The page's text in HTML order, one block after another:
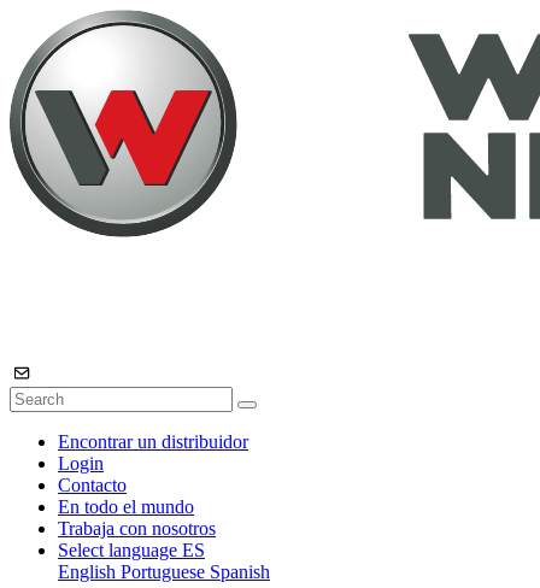
Encontrar un distribuidor
Login
Contacto
En todo el mundo
Trabaja con nosotros
Select language ES
English Portuguese Spanish